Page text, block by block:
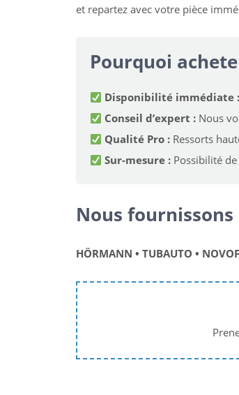
et repartez avec votre pièce
Pourquoi
Disponibilité immédiate :
Conseil d’expert : Nous
Qualité Pro : Ressorts
Sur-mesure : Possibilité
Nous
HÖRMANN • TUBAUTO •